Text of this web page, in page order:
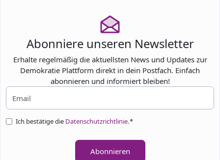
Abonniere unseren Newsletter
Erhalte regelmäßig die aktuellsten News und Updates zur
Demokratie Plattform direkt in dein Postfach. Einfach
abonnieren und informiert bleiben!
Ich bestätige die Datenschutzrichtlinie.*
Abonnieren